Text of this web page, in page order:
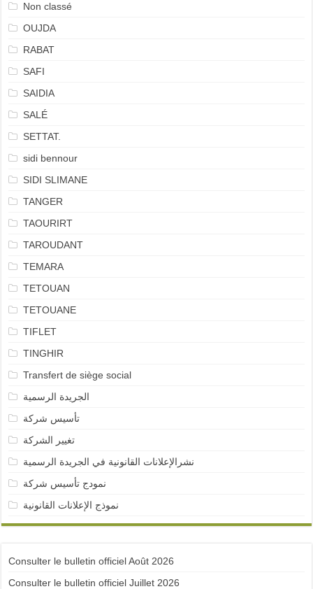
Non classé
OUJDA
RABAT
SAFI
SAIDIA
SALÉ
SETTAT.
sidi bennour
SIDI SLIMANE
TANGER
TAOURIRT
TAROUDANT
TEMARA
TETOUAN
TETOUANE
TIFLET
TINGHIR
Transfert de siège social
الجريدة الرسمية
تأسيس شركة
تغيير الشركة
نشرالإعلانات القانونية في الجريدة الرسمية
نمودج تأسيس شركة
نموذج الإعلانات القانونية
Consulter le bulletin officiel Août 2026
Consulter le bulletin officiel Juillet 2026